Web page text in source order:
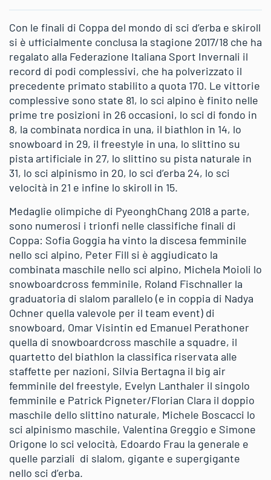
Con le finali di Coppa del mondo di sci d’erba e skiroll
si è ufficialmente conclusa la stagione 2017/18 che ha
regalato alla Federazione Italiana Sport Invernali il
record di podi complessivi, che ha polverizzato il
precedente primato stabilito a quota 170. Le vittorie
complessive sono state 81, lo sci alpino è finito nelle
prime tre posizioni in 26 occasioni, lo sci di fondo in
8, la combinata nordica in una, il biathlon in 14, lo
snowboard in 29, il freestyle in una, lo slittino su
pista artificiale in 27, lo slittino su pista naturale in
31, lo sci alpinismo in 20, lo sci d’erba 24, lo sci
velocità in 21 e infine lo skiroll in 15.
Medaglie olimpiche di PyeonghChang 2018 a parte,
sono numerosi i trionfi nelle classifiche finali di
Coppa: Sofia Goggia ha vinto la discesa femminile
nello sci alpino, Peter Fill si è aggiudicato la
combinata maschile nello sci alpino, Michela Moioli lo
snowboardcross femminile, Roland Fischnaller la
graduatoria di slalom parallelo (e in coppia di Nadya
Ochner quella valevole per il team event) di
snowboard, Omar Visintin ed Emanuel Perathoner
quella di snowboardcross maschile a squadre, il
quartetto del biathlon la classifica riservata alle
staffette per nazioni, Silvia Bertagna il big air
femminile del freestyle, Evelyn Lanthaler il singolo
femminile e Patrick Pigneter/Florian Clara il doppio
maschile dello slittino naturale, Michele Boscacci lo
sci alpinismo maschile, Valentina Greggio e Simone
Origone lo sci velocità, Edoardo Frau la generale e
quelle parziali di slalom, gigante e supergigante
nello sci d’erba.